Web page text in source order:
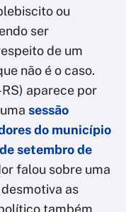
ou
ser
de um
não é o caso.
aparece por
sessão
do município
setembro de
falou sobre uma
as